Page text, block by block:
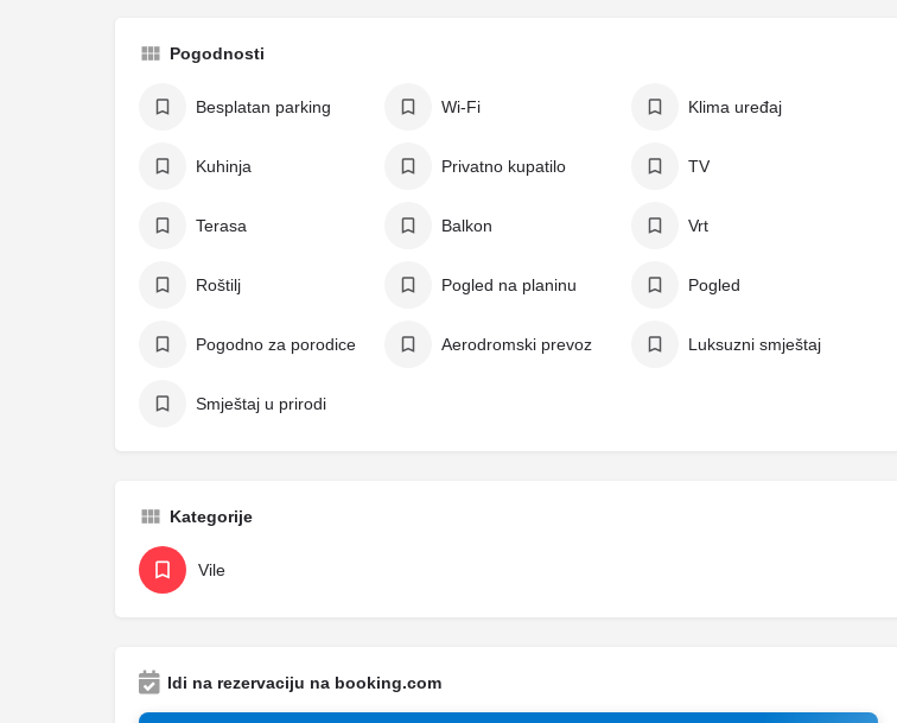
Pogodnosti
Besplatan parking Wi-Fi Klima uređaj
Kuhinja Privatno kupatilo TV
Terasa Balkon Vrt
Roštilj Pogled na planinu Pogled
Pogodno za porodice Aerodromski prevoz Luksuzni smještaj
Smještaj u prirodi
Kategorije
Vile
Idi na rezervaciju na booking.com